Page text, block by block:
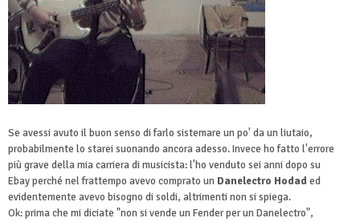
Se avessi avuto il buon senso di farlo sistemare un po' da un liutaio,
probabilmente lo starei suonando ancora adesso. Invece ho fatto l'errore
più grave della mia carriera di musicista: l'ho venduto sei anni dopo su
Ebay perché nel frattempo avevo comprato un Danelectro Hodaded
evidentemente avevo bisogno di soldi, altrimenti non si spiega.
Ok: prima che mi diciate "non si vende un Fender per un Danelectro",